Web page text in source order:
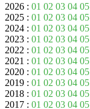
2026 : 01 02 03 04 05
2025 : 01 02 03 04 05
2024 : 01 02 03 04 05
2023 : 01 02 03 04 05
2022 : 01 02 03 04 05
2021 : 01 02 03 04 05
2020 : 01 02 03 04 05
2019 : 01 02 03 04 05
2018 : 01 02 03 04 05
2017 : 01 02 03 04 05